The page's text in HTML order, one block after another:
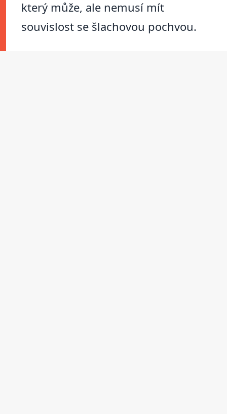
který může, ale nemusí mít
souvislost se šlachovou pochvou.